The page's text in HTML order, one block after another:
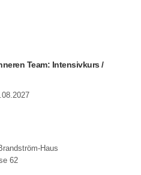
Team: Intensivkurs /
Haus
62